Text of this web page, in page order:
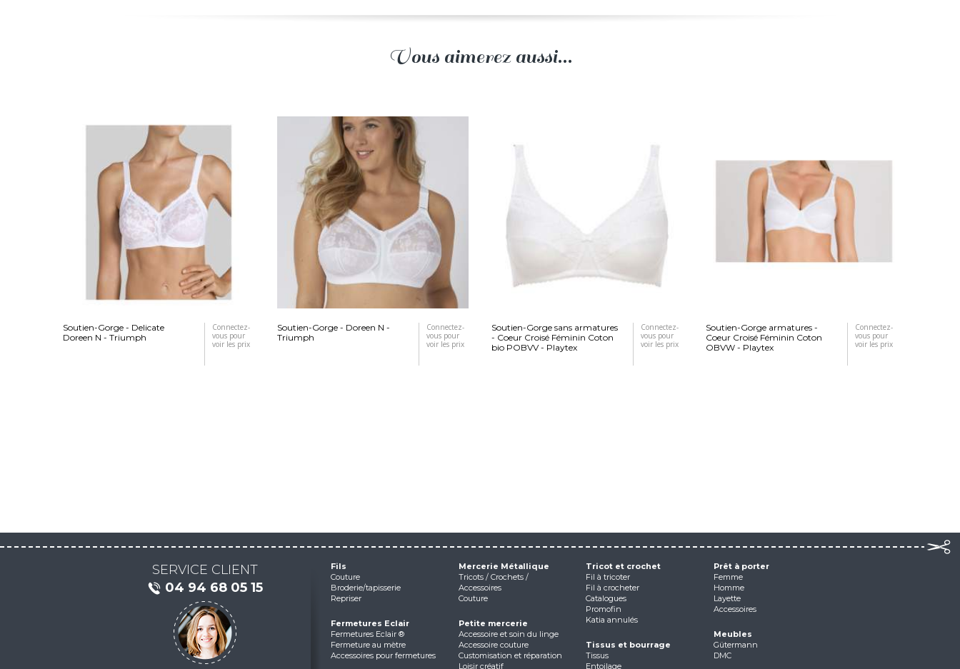
Vous aimerez aussi...
Soutien-Gorge - Delicate
Doreen N - Triumph
Connectez-
vous pour
voir les prix
Soutien-Gorge - Doreen N -
Triumph
Connectez-
vous pour
voir les prix
Soutien-Gorge sans armatures
- Coeur Croisé Féminin Coton
bio POBVV - Playtex
Connectez-
vous pour
voir les prix
Soutien-Gorge armatures -
Coeur Croisé Féminin Coton
OBVW - Playtex
Connectez-
vous pour
voir les prix
SERVICE CLIENT
04 94 68 05 15
Fils
Couture
Broderie/tapisserie
Repriser
Fermetures Eclair
Fermetures Eclair ®
Fermeture au mètre
Accessoires pour fermetures
Mercerie Métallique
Tricots / Crochets /
Accessoires
Couture
Petite mercerie
Accessoire et soin du linge
Accessoire couture
Customisation et réparation
Loisir créatif
Tricot et crochet
Fil à tricoter
Fil à crocheter
Catalogues
Promofin
Katia annulés
Tissus et bourrage
Tissus
Entoilage
Prêt à porter
Femme
Homme
Layette
Accessoires
Meubles
Gütermann
DMC